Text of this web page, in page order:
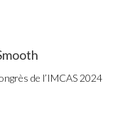
de l’IMCAS 2024